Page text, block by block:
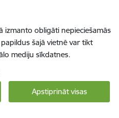
izmanto obligāti nepieciešamās
šajā vietnē var tikt
mediju sīkdatnes.
Apstiprināt visas